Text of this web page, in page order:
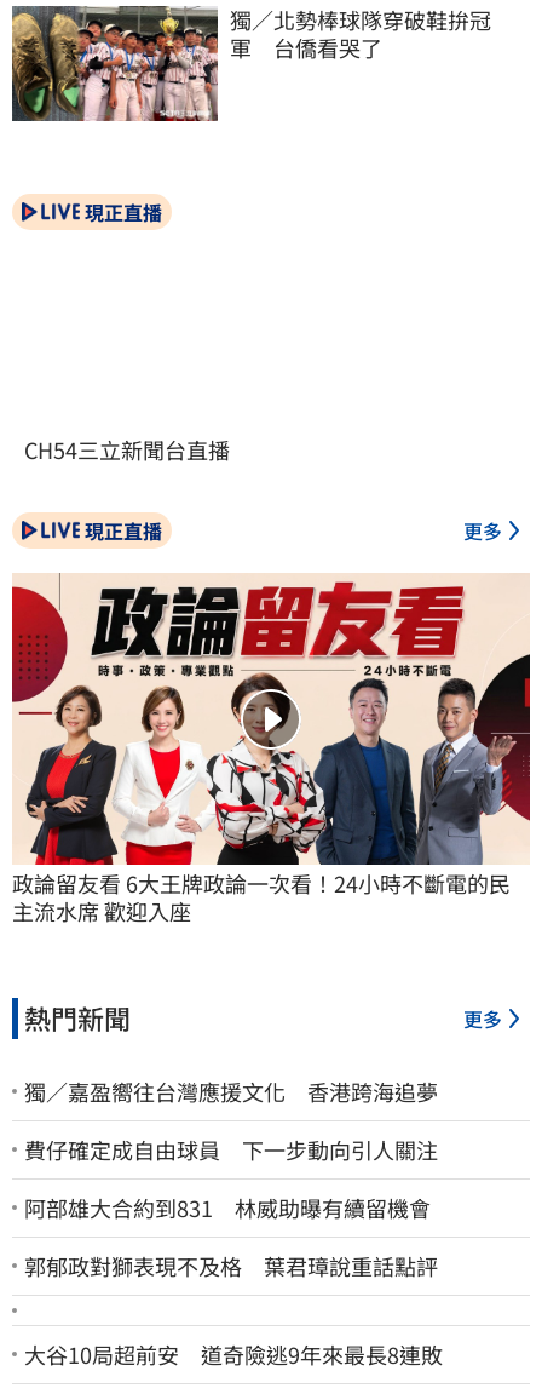
獨／北勢棒球隊穿破鞋拚冠
軍　台僑看哭了
現正直播
CH54三立新聞台直播
現正直播 更多
政論留友看 6大王牌政論一次看！24小時不斷電的民
主流水席 歡迎入座
熱門新聞 更多
獨／嘉盈嚮往台灣應援文化 香港跨海追夢
費仔確定成自由球員 下一步動向引人關注
阿部雄大合約到831 林威助曝有續留機會
郭郁政對獅表現不及格 葉君璋說重話點評
大谷10局超前安 道奇險逃9年來最長8連敗